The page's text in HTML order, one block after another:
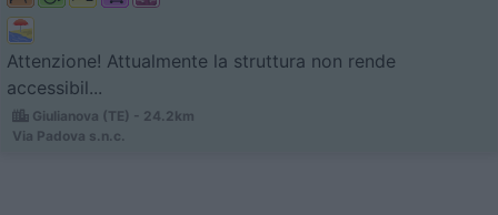
Attenzione! Attualmente la struttura non rende
accessibil...
Giulianova (TE) - 24.2km
Via Padova s.n.c.